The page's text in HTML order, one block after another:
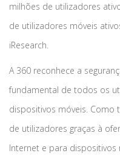
milhões de utilizadores
de utilizadores móveis
iResearch.
A 360 reconhece a
fundamental de todos os
dispositivos móveis. Como
de utilizadores graças à
Internet e para